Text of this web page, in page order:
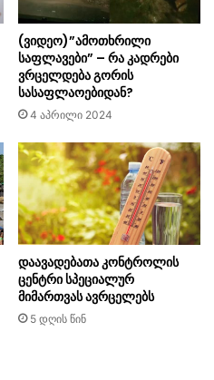
(ვიდეო)”ამოთხრილი
საფლავები” – რა კადრები
ვრცელდება გორის
სასაფლაოებიდან?
4 აპრილი 2024
დაავადებათა კონტროლის
ცენტრი სპეციალურ
მიმართვას ავრცელებს
5 დღის წინ